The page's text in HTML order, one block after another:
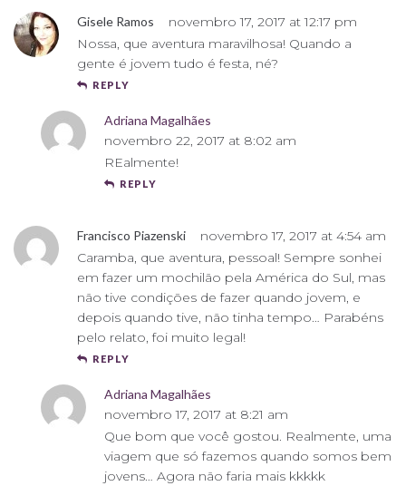
Gisele Ramos
novembro 17, 2017 at 12:17 pm
Nossa, que aventura maravilhosa! Quando a
gente é jovem tudo é festa, né?
REPLY
Adriana Magalhães
novembro 22, 2017 at 8:02 am
REalmente!
REPLY
Francisco Piazenski
novembro 17, 2017 at 4:54 am
Caramba, que aventura, pessoal! Sempre sonhei
em fazer um mochilão pela América do Sul, mas
não tive condições de fazer quando jovem, e
depois quando tive, não tinha tempo… Parabéns
pelo relato, foi muito legal!
REPLY
Adriana Magalhães
novembro 17, 2017 at 8:21 am
Que bom que você gostou. Realmente, uma
viagem que só fazemos quando somos bem
jovens… Agora não faria mais kkkkk